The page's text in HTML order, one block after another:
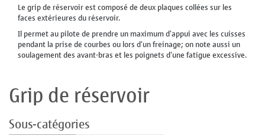
Le grip de réservoir est composé de deux plaques collées sur les
faces extérieures du réservoir.
Il permet au pilote de prendre un maximum d'appui avec les cuisses
pendant la prise de courbes ou lors d'un freinage; on note aussi un
soulagement des avant-bras et les poignets d'une fatigue excessive.
Grip de réservoir
Sous-catégories